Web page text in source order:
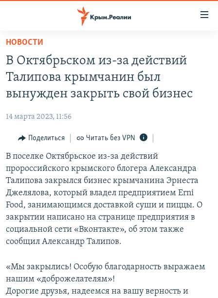
Вернуться
основному
содержанию
главной
навигации
Вернутся
поиску
СПЕЦПРОЕКТЫ
11 ЛЕТ ОККУПАЦИИ КРЫМА. 11 ИСТОРИЙ СОПРОТИВЛЕНИЯ
ЕЩЕ
ИНТЕРАКТИВ
ИНФОГРАФИКА
ТЕЛЕПРОЕКТ КРЫМ.РЕАЛИИ
СОВЕТЫ ПРАВОЗАЩИТНИКОВ
ПРОПАВШИЕ БЕЗ ВЕСТИ
ПОБЕДИТЕЛЕЙ НЕ СУДЯТ?
КРЫМ.НЕПОКОРЕННЫЙ
ELIFBE
УКРАИНСКАЯ ПРОБЛЕМА КРЫМА
РАДІО СВОБОДА
КАК ОБОЙТИ БЛОКИРОВКУ
Українською
Qırımtatar
ПРИСОЕДИНЯЙТЕСЬ!
Все сайты RFE/RL
НОВОСТИ
В Октябрьском из-за действий
Талипова крымчанин был
вынужден закрыть свой бизнес
14 марта 2023, 11:56
Поделиться Читать без VPN
В поселке Октябрьское из-за действий
пророссийского крымского блогера Александра
Талипова закрылся бизнес крымчанина Эрнеста
Джелялова, который владел предприятием Erni
Food, занимающимся доставкой суши и пиццы. О
закрытии написано на странице предприятия в
социальной сети «Вконтакте», об этом также
сообщил Александр Талипов.
«Мы закрылись! Особую благодарность выражаем
нашим «доброжелателям»!
Дорогие друзья, надеемся на вашу верность и